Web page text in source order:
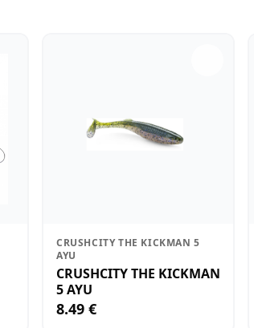
CRUSHCITY THE KICKMAN 5
AYU
CRUSHCITY THE KICKMAN
5 AYU
8.49 €